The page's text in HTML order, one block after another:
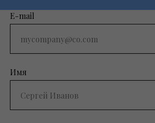
E-mail
Имя